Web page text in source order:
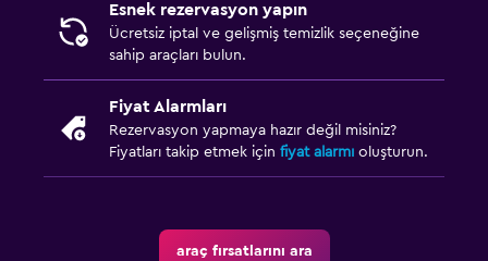
Esnek rezervasyon yapın
Ücretsiz iptal ve gelişmiş temizlik seçeneğine
sahip araçları bulun.
Fiyat Alarmları
Rezervasyon yapmaya hazır değil misiniz?
Fiyatları takip etmek için fiyat alarmı oluşturun.
araç fırsatlarını ara